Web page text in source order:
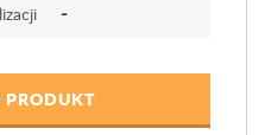
-
PRODUKT